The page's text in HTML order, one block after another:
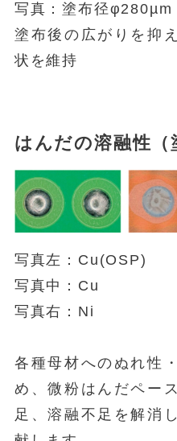
写真：塗布径φ280µm
塗布後の広がりを抑
状を維持
はんだの溶融性（
写真左：Cu(OSP)
写真中：Cu
写真右：Ni
各種母材へのぬれ性
め、微粉はんだペー
足、溶融不足を解消